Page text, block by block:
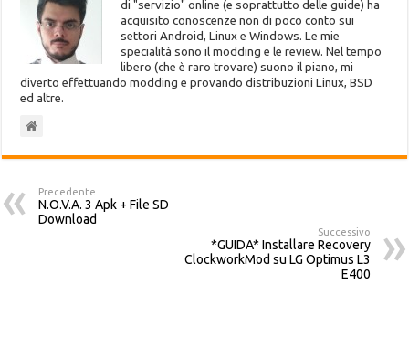
di "servizio" online (e soprattutto delle guide) ha
acquisito conoscenze non di poco conto sui
settori Android, Linux e Windows. Le mie
specialità sono il modding e le review. Nel tempo
libero (che è raro trovare) suono il piano, mi
diverto effettuando modding e provando distribuzioni Linux, BSD
ed altre.
Precedente
N.O.V.A. 3 Apk + File SD
Download
Successivo
*GUIDA* Installare Recovery
ClockworkMod su LG Optimus L3
E400